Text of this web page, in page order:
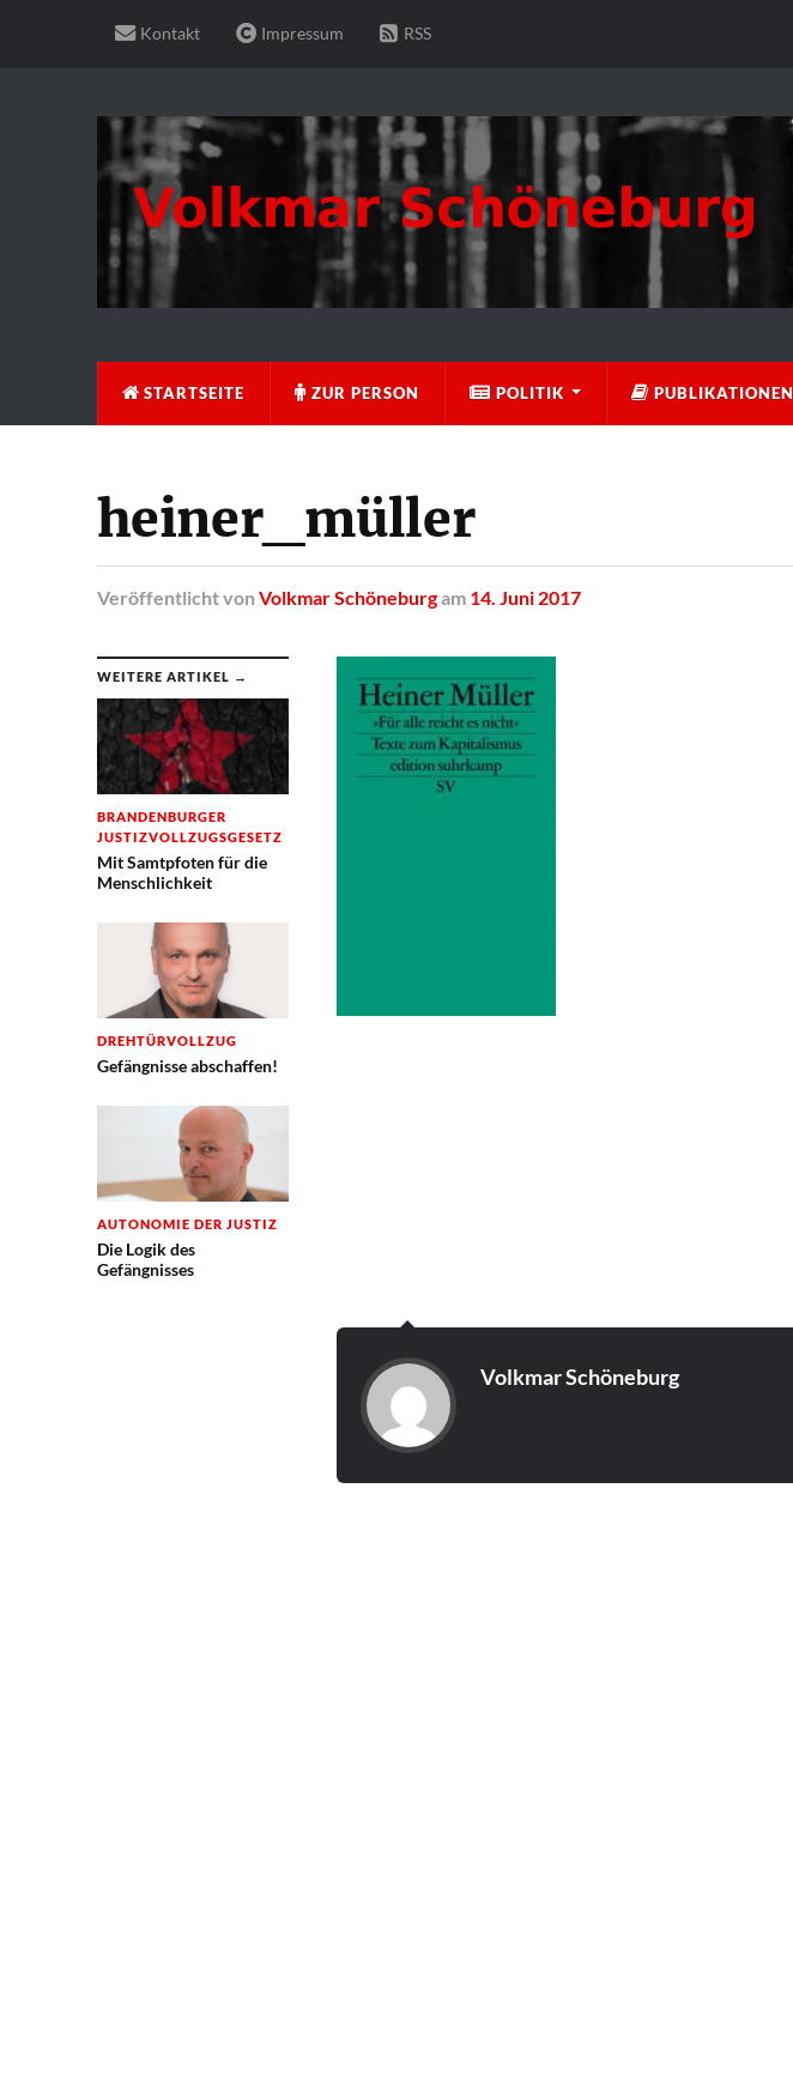
Kontakt Impressum RSS
STARTSEITE ZUR PERSON POLITIK PUBLIKATIONEN
heiner_müller
Veröffentlichtvon Volkmar Schöneburgam 14. Juni 2017
WEITERE ARTIKEL →
BRANDENBURGER
JUSTIZVOLLZUGSGESETZ
Mit Samtpfoten für die
Menschlichkeit
DREHTÜRVOLLZUG
Gefängnisse abschaffen!
AUTONOMIE DER JUSTIZ
Die Logik des
Gefängnisses
Volkmar Schöneburg